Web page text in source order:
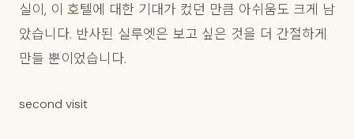
실이, 이 호텔에 대한 기대가 컸던 만큼 아쉬움도 크게 남
았습니다. 반사된 실루엣은 보고 싶은 것을 더 간절하게
만들 뿐이었습니다.
second visit